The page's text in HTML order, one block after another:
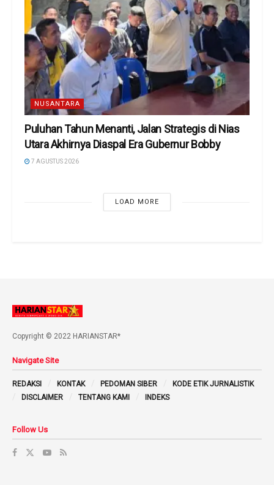
NUSANTARA
Puluhan Tahun Menanti, Jalan Strategis di Nias
Utara Akhirnya Diaspal Era Gubernur Bobby
7 AGUSTUS 2026
LOAD MORE
Copyright © 2022 HARIANSTAR*
Navigate Site
REDAKSI KONTAK PEDOMAN SIBER
KODE ETIK JURNALISTIK
DISCLAIMER
TENTANG KAMI INDEKS
Follow Us